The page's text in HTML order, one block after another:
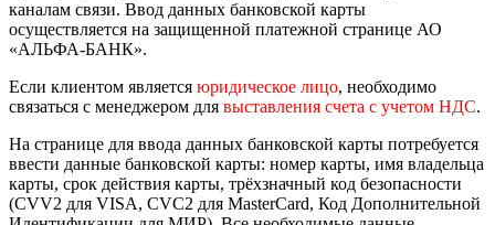
каналам связи. Ввод данных банковской карты
осуществляется на защищенной платежной странице АО
«АЛЬФА-БАНК».
Если клиентом является юридическое лицо, необходимо
связаться с менеджером для выставления счета с учетом НДС.
На странице для ввода данных банковской карты потребуется
ввести данные банковской карты: номер карты, имя владельца
карты, срок действия карты, трёхзначный код безопасности
(CVV2 для VISA, CVC2 для MasterCard, Код Дополнительной